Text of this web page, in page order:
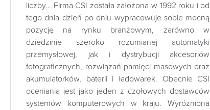
liczby… Firma CSI została założona w 1992 roku i od
tego dnia dzień po dniu wypracowuje sobie mocną
pozycję na rynku branżowym, zarówno w
dziedzinie szeroko rozumianej automatyki
przemysłowej, jak i dystrybucji akcesoriów
fotograficznych, rozwiązań pamięci masowych oraz
akumulatorków, baterii i ładowarek. Obecnie CSI
oceniania jest jako jeden z czołowych dostawców
systemów komputerowych w kraju. Wyróżniona